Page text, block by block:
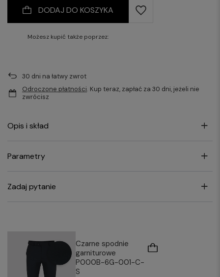
DODAJ DO KOSZYKA
Możesz kupić także poprzez:
30 dni na łatwy zwrot
Odroczone płatności. Kup teraz, zapłać za 30 dni, jeżeli nie
zwrócisz
Opis i skład
Parametry
Zadaj pytanie
Czarne spodnie
garniturowe
P000B-6G-001-C-
S